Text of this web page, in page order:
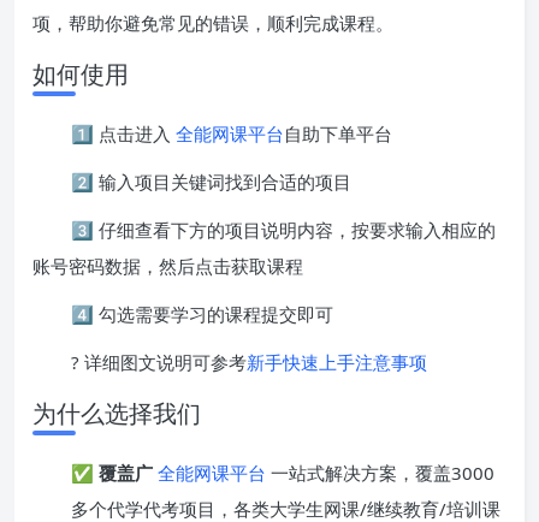
项，帮助你避免常见的错误，顺利完成课程。
如何使用
1️⃣ 点击进入 全能网课平台自助下单平台
2️⃣ 输入项目关键词找到合适的项目
3️⃣ 仔细查看下方的项目说明内容，按要求输入相应的
账号密码数据，然后点击获取课程
4️⃣ 勾选需要学习的课程提交即可
? 详细图文说明可参考新手快速上手注意事项
为什么选择我们
✅ 覆盖广 全能网课平台 一站式解决方案，覆盖3000
多个代学代考项目，各类大学生网课/继续教育/培训课